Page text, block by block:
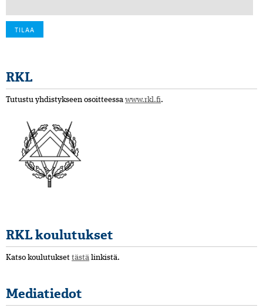
RKL
Tutustu yhdistykseen osoitteessa www.rkl.fi.
RKL koulutukset
Katso koulutukset tästä linkistä.
Mediatiedot